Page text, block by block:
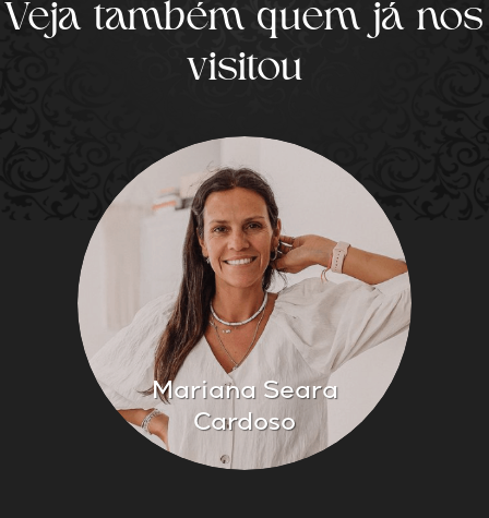
Veja também quem já nos
visitou
Mariana Seara
Cardoso